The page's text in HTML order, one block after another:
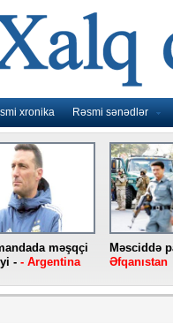
xronika Rəsmi sənədlər
məşqçi
- - Argentina
Məsciddə
Əfqanıstan